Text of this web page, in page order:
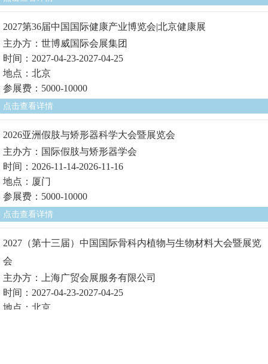
2027第36届中国国际健康产业博览会|北京健康展
主办方：世博威国际会展集团
时间：2027-04-23-2027-04-25
地点：北京
参展费：5000-10000
点击查看详情
2026亚洲假肢与矫形器科学大会暨展览会
主办方：国际假肢与矫形器学会
时间：2026-11-14-2026-11-16
地点：厦门
参展费：5000-10000
点击查看详情
2027（第十三届）中国国际骨科内植物与生物材料大会暨展览
会
主办方：上海广贸会展服务有限公司
时间：2027-04-23-2027-04-25
地点：北京